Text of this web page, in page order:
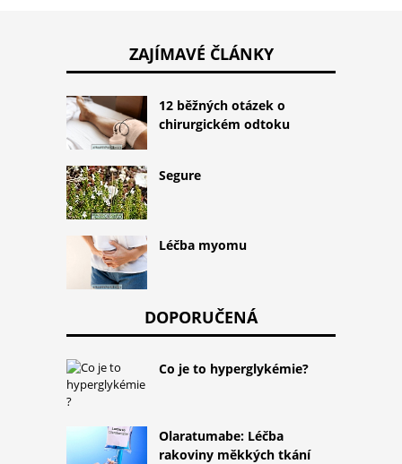
ZAJÍMAVÉ ČLÁNKY
12 běžných otázek o
chirurgickém odtoku
Segure
Léčba myomu
DOPORUČENÁ
Co je to hyperglykémie?
Olaratumabe: Léčba
rakoviny měkkých tkání